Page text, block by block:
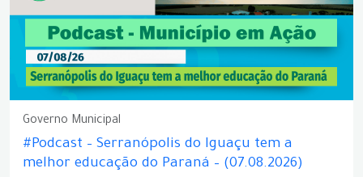
Governo Municipal
#Podcast – Serranópolis do Iguaçu tem a
melhor educação do Paraná – (07.08.2026)